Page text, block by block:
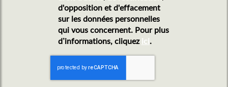
d'opposition et d'effacement
sur les données personnelles
qui vous concernent. Pour plus
d’informations, cliquez ici.